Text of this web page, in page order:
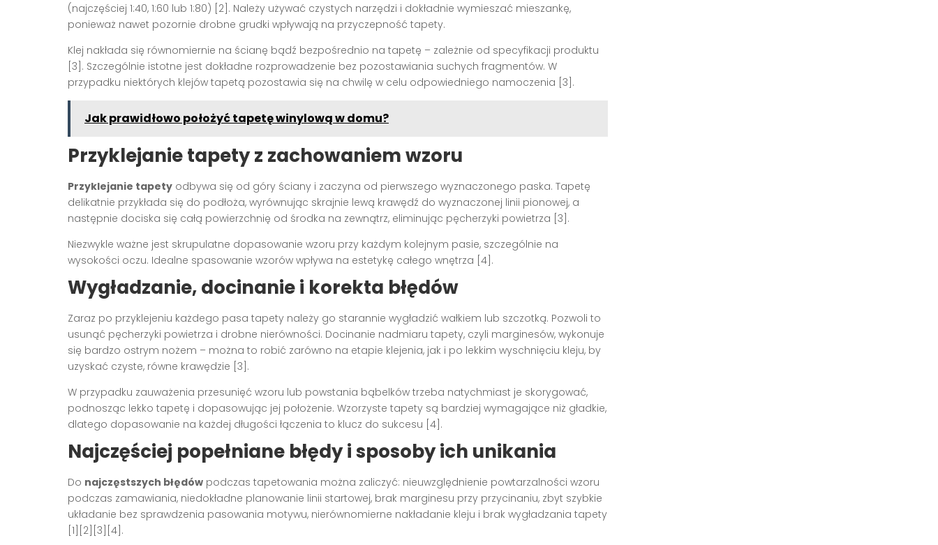
(najczęściej 1:40, 1:60 lub 1:80) [2] . Należy używać czystych narzędzi i dokładnie wymieszać mieszankę,
ponieważ nawet pozornie drobne grudki wpływają na przyczepność tapety.
Klej nakłada się równomiernie na ścianę bądź bezpośrednio na tapetę – zależnie od specyfikacji produktu
[3] . Szczególnie istotne jest dokładne rozprowadzenie bez pozostawiania suchych fragmentów. W
przypadku niektórych klejów tapetą pozostawia się na chwilę w celu odpowiedniego namoczenia [3] .
Jak prawidłowo położyć tapetę winylową w domu?
Przyklejanie tapety z zachowaniem wzoru
Przyklejanie tapety odbywa się od góry ściany i zaczyna od pierwszego wyznaczonego paska. Tapetę
delikatnie przykłada się do podłoża, wyrównując skrajnie lewą krawędź do wyznaczonej linii pionowej, a
następnie dociska się całą powierzchnię od środka na zewnątrz, eliminując pęcherzyki powietrza [3] .
Niezwykle ważne jest skrupulatne dopasowanie wzoru przy każdym kolejnym pasie, szczególnie na
wysokości oczu. Idealne spasowanie wzorów wpływa na estetykę całego wnętrza [4] .
Wygładzanie, docinanie i korekta błędów
Zaraz po przyklejeniu każdego pasa tapety należy go starannie wygładzić wałkiem lub szczotką. Pozwoli to
usunąć pęcherzyki powietrza i drobne nierówności. Docinanie nadmiaru tapety, czyli marginesów, wykonuje
się bardzo ostrym nożem – można to robić zarówno na etapie klejenia, jak i po lekkim wyschnięciu kleju, by
uzyskać czyste, równe krawędzie [3] .
W przypadku zauważenia przesunięć wzoru lub powstania bąbelków trzeba natychmiast je skorygować,
podnosząc lekko tapetę i dopasowując jej położenie. Wzorzyste tapety są bardziej wymagające niż gładkie,
dlatego dopasowanie na każdej długości łączenia to klucz do sukcesu [4] .
Najczęściej popełniane błędy i sposoby ich unikania
Do najczęstszych błędów podczas tapetowania można zaliczyć: nieuwzględnienie powtarzalności wzoru
podczas zamawiania, niedokładne planowanie linii startowej, brak marginesu przy przycinaniu, zbyt szybkie
układanie bez sprawdzenia pasowania motywu, nierównomierne nakładanie kleju i brak wygładzania tapety
[1][2][3][4] .